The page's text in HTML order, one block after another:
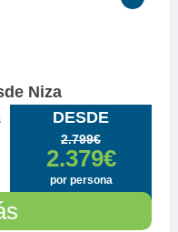
DESDE
2.799€
2.379€
por persona
Niza